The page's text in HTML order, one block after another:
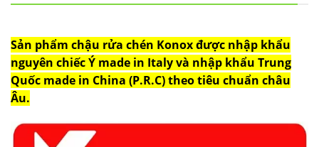
Sản phẩm chậu rửa chén Konox được nhập khẩu
nguyên chiếc Ý made in Italy và nhập khẩu Trung
Quốc made in China (P.R.C) theo tiêu chuẩn châu
Âu.